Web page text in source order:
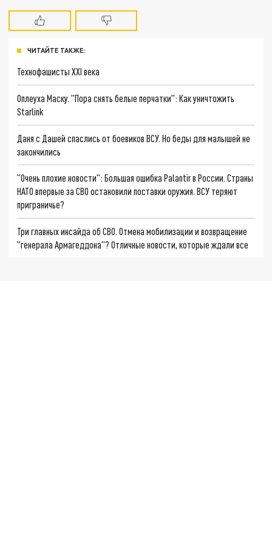
ЧИТАЙТЕ ТАКЖЕ:
Технофашисты XXI века
Оплеуха Маску. "Пора снять белые перчатки": Как уничтожить
Starlink
Даня с Дашей спаслись от боевиков ВСУ. Но беды для малышей не
закончились
"Очень плохие новости": Большая ошибка Palantir в России. Страны
НАТО впервые за СВО остановили поставки оружия. ВСУ теряют
приграничье?
Три главных инсайда об СВО. Отмена мобилизации и возвращение
"генерала Армагеддона"? Отличные новости, которые ждали все